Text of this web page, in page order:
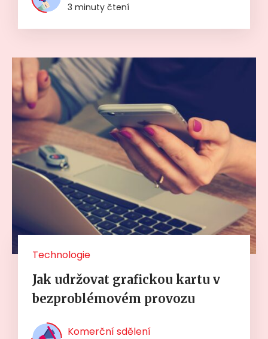
3 minuty čtení
Technologie
Jak udržovat grafickou kartu v
bezproblémovém provozu
Komerční sdělení